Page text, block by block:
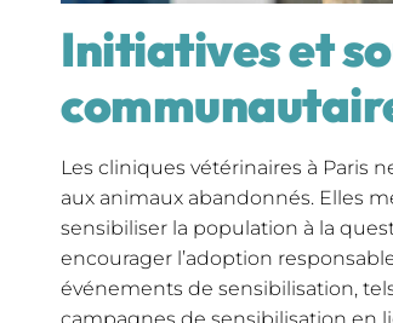
Initiatives et
Les cliniques vétérinaires à Paris
aux animaux abandonnés. Elles
sensibiliser la population à la
encourager l’adoption
événements de sensibilisation,
campagnes de sensibilisation en